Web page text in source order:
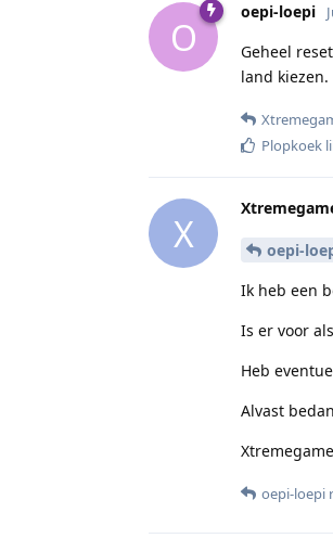
O
oepi-loepi
Geheel
land
Plopkoek
X oepi-
Ik heb een
Is er voor
Heb
Alvast
oepi-loepi